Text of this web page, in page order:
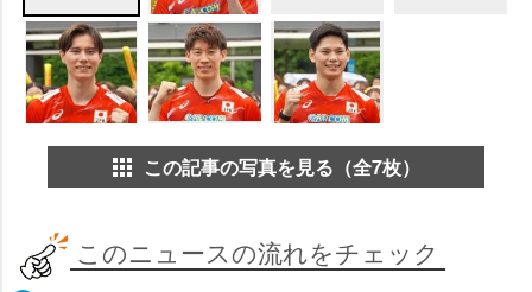
この記事の写真を見る（全7枚）
このニュースの流れをチェック